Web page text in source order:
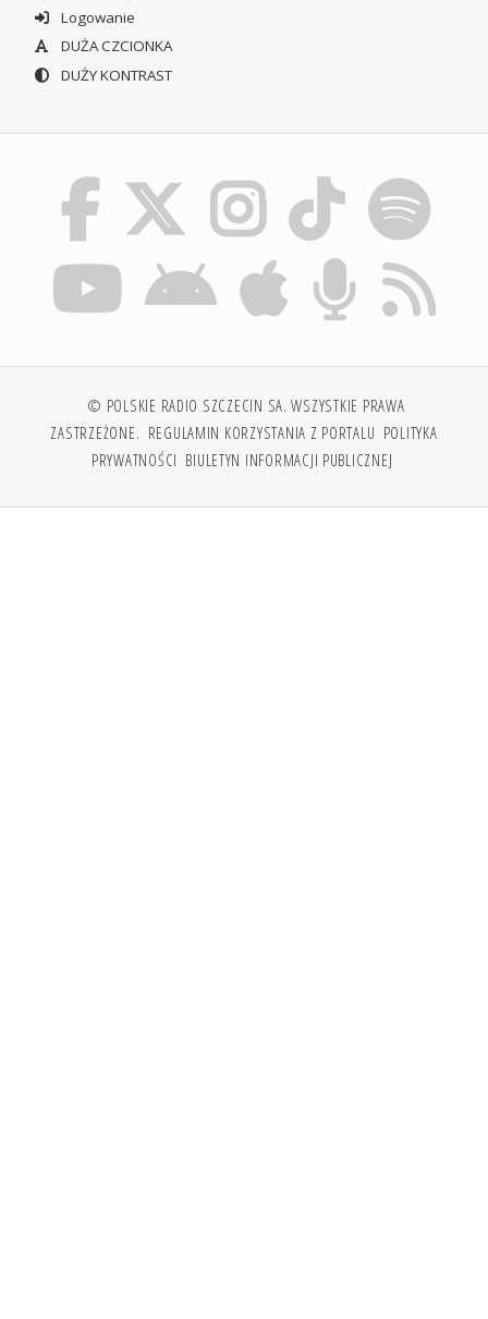
Logowanie
DUŻA CZCIONKA
DUŻY KONTRAST
© POLSKIE RADIO SZCZECIN SA. WSZYSTKIE PRAWA
ZASTRZEŻONE. REGULAMIN KORZYSTANIA Z PORTALU POLITYKA
PRYWATNOŚCI BIULETYN INFORMACJI PUBLICZNEJ